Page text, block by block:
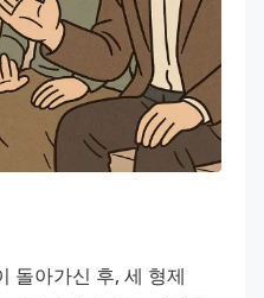
돌아가신 후, 세 형제